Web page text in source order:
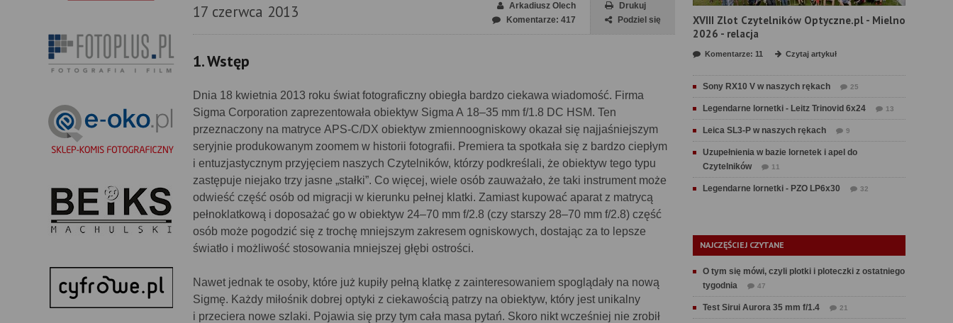
17 czerwca 2013
Drukuj
Podziel się
Arkadiusz Olech
Komentarze: 417
1. Wstęp
Dnia 18 kwietnia 2013 roku świat fotograficzny obiegła bardzo ciekawa wiadomość. Firma
Sigma Corporation zaprezentowała obiektyw Sigma A 18–35 mm f/1.8 DC HSM. Ten
przeznaczony na matryce APS-C/DX obiektyw zmiennoogniskowy okazał się najjaśniejszym
seryjnie produkowanym zoomem w historii fotografii. Premiera ta spotkała się z bardzo ciepłym
i entuzjastycznym przyjęciem naszych Czytelników, którzy podkreślali, że obiektyw tego typu
zastępuje niejako trzy jasne „stałki”. Co więcej, wiele osób zauważało, że taki instrument może
odwieść część osób od migracji w kierunku pełnej klatki. Zamiast kupować aparat z matrycą
pełnoklatkową i doposażać go w obiektyw 24–70 mm f/2.8 (czy starszy 28–70 mm f/2.8) część
osób może pogodzić się z trochę mniejszym zakresem ogniskowych, dostając za to lepsze
światło i możliwość stosowania mniejszej głębi ostrości.
Nawet jednak te osoby, które już kupiły pełną klatkę z zainteresowaniem spoglądały na nową
Sigmę. Każdy miłośnik dobrej optyki z ciekawością patrzy na obiektyw, który jest unikalny
i przeciera nowe szlaki. Pojawia się przy tym cała masa pytań. Skoro nikt wcześniej nie zrobił
XVIII Zlot Czytelników Optyczne.pl - Mielno
2026 - relacja
Komentarze: 11 Czytaj artykuł
Sony RX10 V w naszych rękach 25
Legendarne lornetki - Leitz Trinovid 6x24 13
Leica SL3-P w naszych rękach 9
Uzupełnienia w bazie lornetek i apel do
Czytelników
11
Legendarne lornetki - PZO LP6x30 32
NAJCZĘŚCIEJ CZYTANE
O tym się mówi, czyli plotki i ploteczki z ostatniego
tygodnia
47
Test Sirui Aurora 35 mm f/1.4 21